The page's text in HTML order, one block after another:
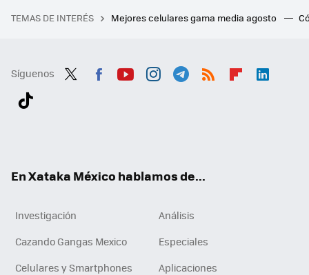
TEMAS DE INTERÉS Mejores celulares gama media agosto
Síguenos
En Xataka México hablamos de...
Investigación
Análisis
Cazando Gangas Mexico
Especiales
Celulares y Smartphones
Aplicaciones